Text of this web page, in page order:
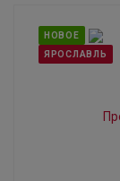
НОВОЕ
ЯРОСЛАВЛЬ